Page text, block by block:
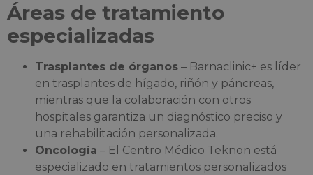
Áreas de tratamiento
especializadas
Trasplantes de órganos – Barnaclinic+ es líder
en trasplantes de hígado, riñón y páncreas,
mientras que la colaboración con otros
hospitales garantiza un diagnóstico preciso y
una rehabilitación personalizada.
Oncología – El Centro Médico Teknon está
especializado en tratamientos personalizados